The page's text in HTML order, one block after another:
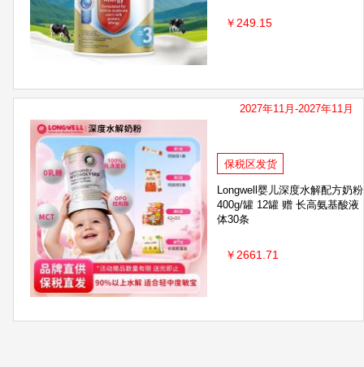
￥249.15
2027年11月-2027年11月
保税区发货
Longwell婴儿深度水解配方奶粉
400g/罐 12罐 赠 长高氨基酸液
体30条
￥2661.71